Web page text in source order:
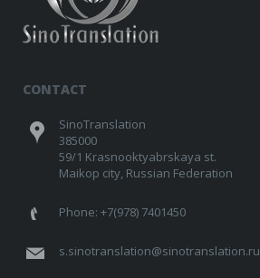
CONTACT
SinoTranslation
385000
59/1 Krasnooktyabrskaya st.
Maikop city, Russian Federation
Phone: +7(978) 7401450
s.sinotranslation@sinotranslation.ru